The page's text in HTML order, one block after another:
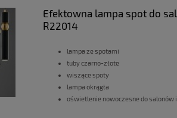
Efektowna lampa spot do
R22014
lampa ze spotami
tuby czarno-złote
wiszące spoty
lampa okrągła
oświetlenie nowoczesne do salonów